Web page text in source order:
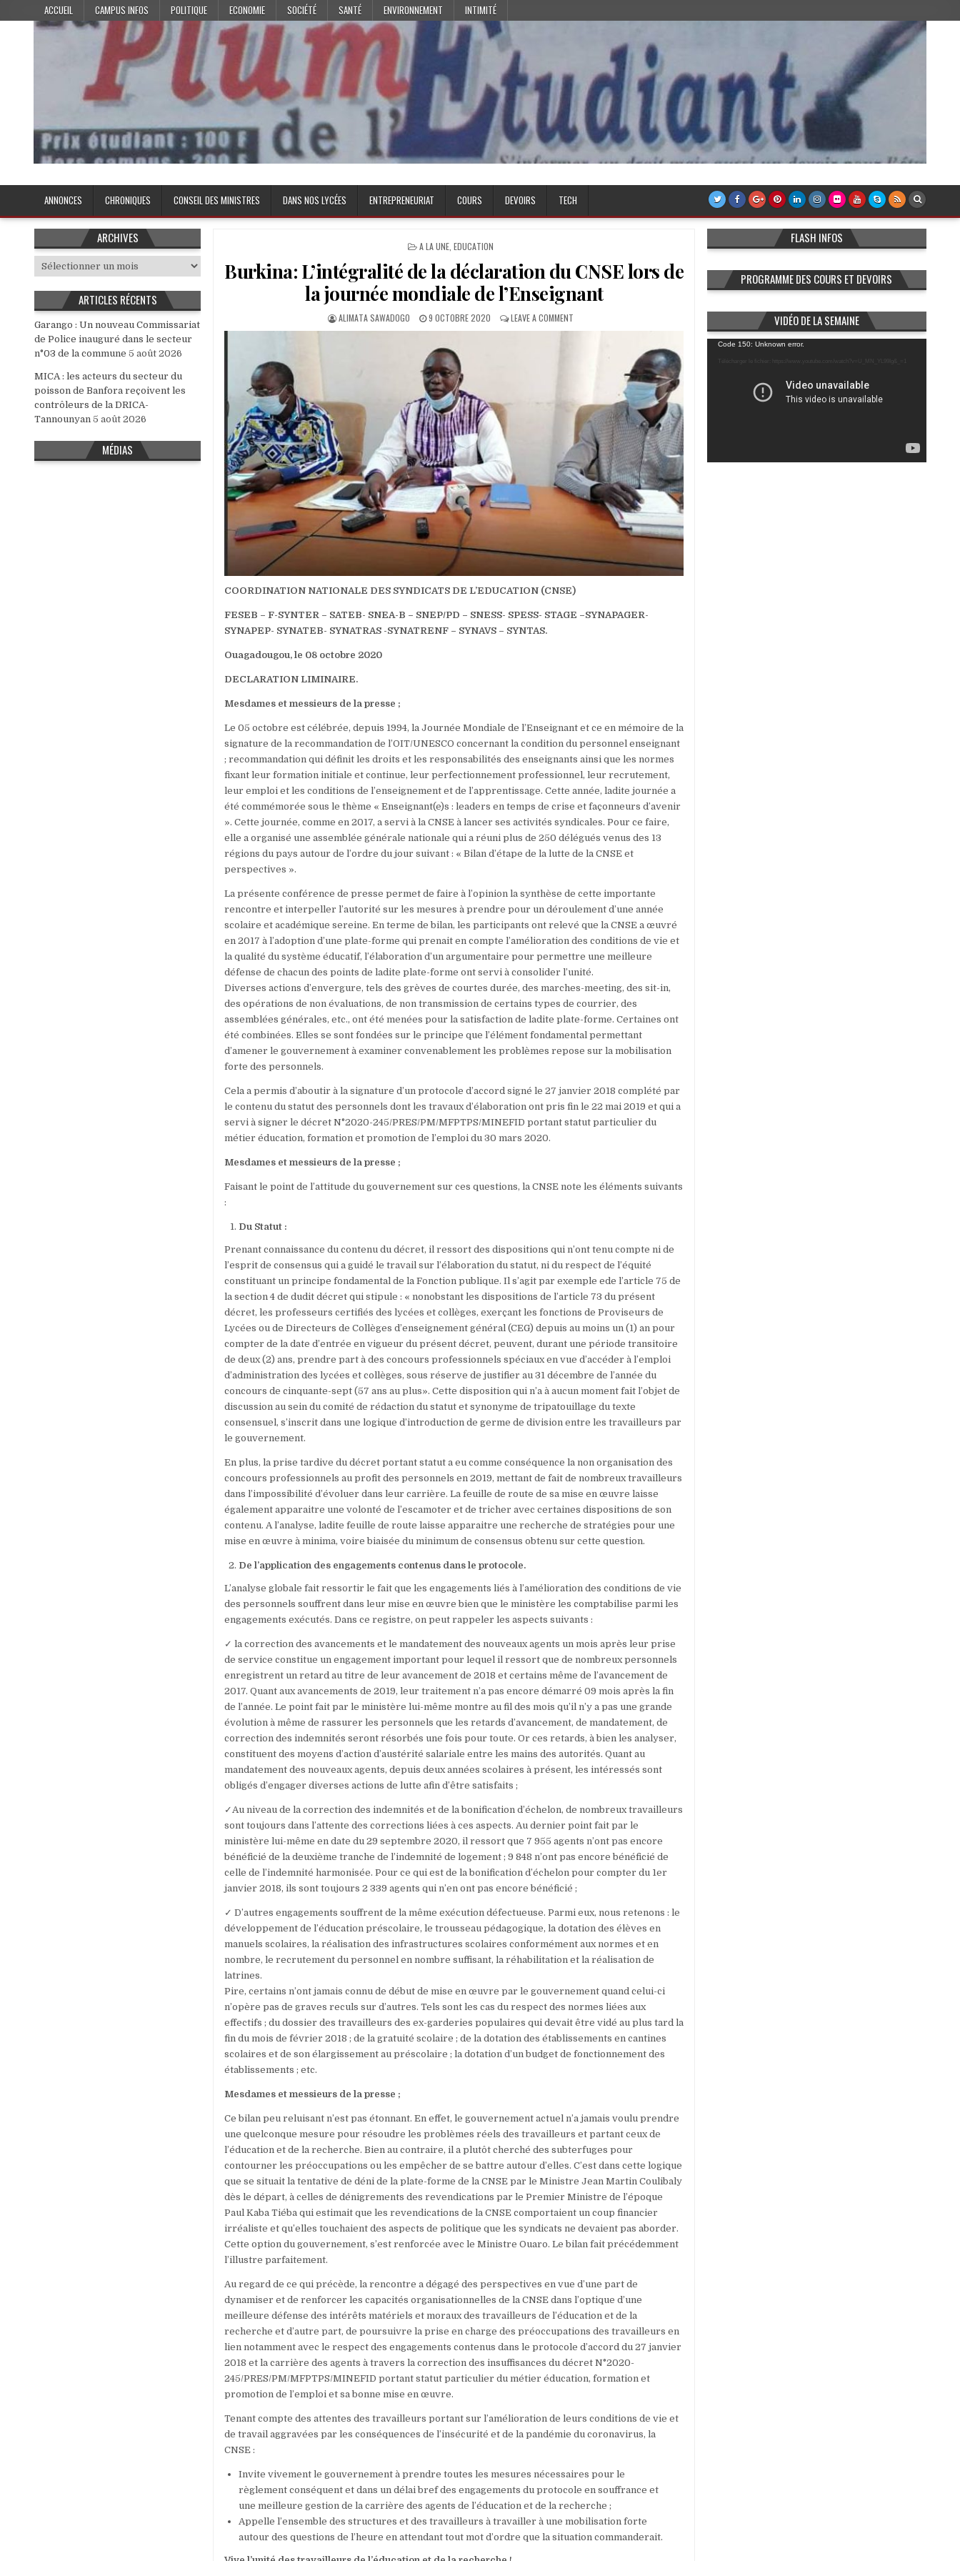
to
ACCUEIL CAMPUS INFOS POLITIQUE ECONOMIE SOCIÉTÉ SANTÉ ENVIRONNEMENT INTIMITÉ
Plume de l'Etudiant
ANNONCES CHRONIQUES CONSEIL DES MINISTRES DANS NOS LYCÉES ENTREPRENEURIAT COURS DEVOIRS TECH
POSTED
A LA UNE, EDUCATION
Burkina: L’intégralité de la déclaration du CNSE lors de
la journée mondiale de l’Enseignant
AUTHOR:
ALIMATA SAWADOGO
PUBLISHED
DATE:
9 OCTOBRE 2020 LEAVE A COMMENTON
BURKINA:
CNSE
LORS
DE
LA
JOURNÉE
MONDIALE
DE
L’ENSEIGNANT
COORDINATION NATIONALE DES SYNDICATS DE L’EDUCATION (CNSE)
FESEB – F-SYNTER – SATEB- SNEA-B – SNEP/PD – SNESS- SPESS- STAGE –SYNAPAGER-
SYNAPEP- SYNATEB- SYNATRAS -SYNATRENF – SYNAVS – SYNTAS.
Ouagadougou, le 08 octobre 2020
DECLARATION LIMINAIRE.
Mesdames et messieurs de la presse ;
Le 05 octobre est célébrée, depuis 1994, la Journée Mondiale de l’Enseignant et ce en mémoire de la
signature de la recommandation de l’OIT/UNESCO concernant la condition du personnel enseignant
; recommandation qui définit les droits et les responsabilités des enseignants ainsi que les normes
fixant leur formation initiale et continue, leur perfectionnement professionnel, leur recrutement,
leur emploi et les conditions de l’enseignement et de l’apprentissage. Cette année, ladite journée a
été commémorée sous le thème « Enseignant(e)s : leaders en temps de crise et façonneurs d’avenir
». Cette journée, comme en 2017, a servi à la CNSE à lancer ses activités syndicales. Pour ce faire,
elle a organisé une assemblée générale nationale qui a réuni plus de 250 délégués venus des 13
régions du pays autour de l’ordre du jour suivant : « Bilan d’étape de la lutte de la CNSE et
perspectives ».
La présente conférence de presse permet de faire à l’opinion la synthèse de cette importante
rencontre et interpeller l’autorité sur les mesures à prendre pour un déroulement d’une année
scolaire et académique sereine. En terme de bilan, les participants ont relevé que la CNSE a œuvré
en 2017 à l’adoption d’une plate-forme qui prenait en compte l’amélioration des conditions de vie et
la qualité du système éducatif, l’élaboration d’un argumentaire pour permettre une meilleure
défense de chacun des points de ladite plate-forme ont servi à consolider l’unité.
Diverses actions d’envergure, tels des grèves de courtes durée, des marches-meeting, des sit-in,
des opérations de non évaluations, de non transmission de certains types de courrier, des
assemblées générales, etc., ont été menées pour la satisfaction de ladite plate-forme. Certaines ont
été combinées. Elles se sont fondées sur le principe que l’élément fondamental permettant
d’amener le gouvernement à examiner convenablement les problèmes repose sur la mobilisation
forte des personnels.
Cela a permis d’aboutir à la signature d’un protocole d’accord signé le 27 janvier 2018 complété par
le contenu du statut des personnels dont les travaux d’élaboration ont pris fin le 22 mai 2019 et qui a
servi à signer le décret N°2020-245/PRES/PM/MFPTPS/MINEFID portant statut particulier du
métier éducation, formation et promotion de l’emploi du 30 mars 2020.
Mesdames et messieurs de la presse ;
Faisant le point de l’attitude du gouvernement sur ces questions, la CNSE note les éléments suivants
:
Du Statut :
Prenant connaissance du contenu du décret, il ressort des dispositions qui n’ont tenu compte ni de
l’esprit de consensus qui a guidé le travail sur l’élaboration du statut, ni du respect de l’équité
constituant un principe fondamental de la Fonction publique. Il s’agit par exemple ede l’article 75 de
la section 4 de dudit décret qui stipule : « nonobstant les dispositions de l’article 73 du présent
décret, les professeurs certifiés des lycées et collèges, exerçant les fonctions de Proviseurs de
Lycées ou de Directeurs de Collèges d’enseignement général (CEG) depuis au moins un (1) an pour
compter de la date d’entrée en vigueur du présent décret, peuvent, durant une période transitoire
de deux (2) ans, prendre part à des concours professionnels spéciaux en vue d’accéder à l’emploi
d’administration des lycées et collèges, sous réserve de justifier au 31 décembre de l’année du
concours de cinquante-sept (57 ans au plus». Cette disposition qui n’a à aucun moment fait l’objet de
discussion au sein du comité de rédaction du statut et synonyme de tripatouillage du texte
consensuel, s’inscrit dans une logique d’introduction de germe de division entre les travailleurs par
le gouvernement.
En plus, la prise tardive du décret portant statut a eu comme conséquence la non organisation des
concours professionnels au profit des personnels en 2019, mettant de fait de nombreux travailleurs
dans l’impossibilité d’évoluer dans leur carrière. La feuille de route de sa mise en œuvre laisse
également apparaitre une volonté de l’escamoter et de tricher avec certaines dispositions de son
contenu. A l’analyse, ladite feuille de route laisse apparaitre une recherche de stratégies pour une
mise en œuvre à minima, voire biaisée du minimum de consensus obtenu sur cette question.
De l’application des engagements contenus dans le protocole.
L’analyse globale fait ressortir le fait que les engagements liés à l’amélioration des conditions de vie
des personnels souffrent dans leur mise en œuvre bien que le ministère les comptabilise parmi les
engagements exécutés. Dans ce registre, on peut rappeler les aspects suivants :
✓ la correction des avancements et le mandatement des nouveaux agents un mois après leur prise
de service constitue un engagement important pour lequel il ressort que de nombreux personnels
enregistrent un retard au titre de leur avancement de 2018 et certains même de l’avancement de
2017. Quant aux avancements de 2019, leur traitement n’a pas encore démarré 09 mois après la fin
de l’année. Le point fait par le ministère lui-même montre au fil des mois qu’il n’y a pas une grande
évolution à même de rassurer les personnels que les retards d’avancement, de mandatement, de
correction des indemnités seront résorbés une fois pour toute. Or ces retards, à bien les analyser,
constituent des moyens d’action d’austérité salariale entre les mains des autorités. Quant au
mandatement des nouveaux agents, depuis deux années scolaires à présent, les intéressés sont
obligés d’engager diverses actions de lutte afin d’être satisfaits ;
✓Au niveau de la correction des indemnités et de la bonification d’échelon, de nombreux travailleurs
sont toujours dans l’attente des corrections liées à ces aspects. Au dernier point fait par le
ministère lui-même en date du 29 septembre 2020, il ressort que 7 955 agents n’ont pas encore
bénéficié de la deuxième tranche de l’indemnité de logement ; 9 848 n’ont pas encore bénéficié de
celle de l’indemnité harmonisée. Pour ce qui est de la bonification d’échelon pour compter du 1er
janvier 2018, ils sont toujours 2 339 agents qui n’en ont pas encore bénéficié ;
✓ D’autres engagements souffrent de la même exécution défectueuse. Parmi eux, nous retenons : le
développement de l’éducation préscolaire, le trousseau pédagogique, la dotation des élèves en
manuels scolaires, la réalisation des infrastructures scolaires conformément aux normes et en
nombre, le recrutement du personnel en nombre suffisant, la réhabilitation et la réalisation de
latrines.
Pire, certains n’ont jamais connu de début de mise en œuvre par le gouvernement quand celui-ci
n’opère pas de graves reculs sur d’autres. Tels sont les cas du respect des normes liées aux
effectifs ; du dossier des travailleurs des ex-garderies populaires qui devait être vidé au plus tard la
fin du mois de février 2018 ; de la gratuité scolaire ; de la dotation des établissements en cantines
scolaires et de son élargissement au préscolaire ; la dotation d’un budget de fonctionnement des
établissements ; etc.
Mesdames et messieurs de la presse ;
Ce bilan peu reluisant n’est pas étonnant. En effet, le gouvernement actuel n’a jamais voulu prendre
une quelconque mesure pour résoudre les problèmes réels des travailleurs et partant ceux de
l’éducation et de la recherche. Bien au contraire, il a plutôt cherché des subterfuges pour
contourner les préoccupations ou les empêcher de se battre autour d’elles. C’est dans cette logique
que se situait la tentative de déni de la plate-forme de la CNSE par le Ministre Jean Martin Coulibaly
dès le départ, à celles de dénigrements des revendications par le Premier Ministre de l’époque
Paul Kaba Tiéba qui estimait que les revendications de la CNSE comportaient un coup financier
irréaliste et qu’elles touchaient des aspects de politique que les syndicats ne devaient pas aborder.
Cette option du gouvernement, s’est renforcée avec le Ministre Ouaro. Le bilan fait précédemment
l’illustre parfaitement.
Au regard de ce qui précède, la rencontre a dégagé des perspectives en vue d’une part de
dynamiser et de renforcer les capacités organisationnelles de la CNSE dans l’optique d’une
meilleure défense des intérêts matériels et moraux des travailleurs de l’éducation et de la
recherche et d’autre part, de poursuivre la prise en charge des préoccupations des travailleurs en
lien notamment avec le respect des engagements contenus dans le protocole d’accord du 27 janvier
2018 et la carrière des agents à travers la correction des insuffisances du décret N°2020-
245/PRES/PM/MFPTPS/MINEFID portant statut particulier du métier éducation, formation et
promotion de l’emploi et sa bonne mise en œuvre.
Tenant compte des attentes des travailleurs portant sur l’amélioration de leurs conditions de vie et
de travail aggravées par les conséquences de l’insécurité et de la pandémie du coronavirus, la
CNSE :
Invite vivement le gouvernement à prendre toutes les mesures nécessaires pour le
règlement conséquent et dans un délai bref des engagements du protocole en souffrance et
une meilleure gestion de la carrière des agents de l’éducation et de la recherche ;
Appelle l’ensemble des structures et des travailleurs à travailler à une mobilisation forte
autour des questions de l’heure en attendant tout mot d’ordre que la situation commanderait.
ARCHIVES
Archives
ARTICLES RÉCENTS
Garango : Un nouveau Commissariat
de Police inauguré dans le secteur
n°03 de la commune 5 août 2026
MICA : les acteurs du secteur du
poisson de Banfora reçoivent les
contrôleurs de la DRICA-
Tannounyan 5 août 2026
MÉDIAS
FLASH INFOS
PROGRAMME DES COURS ET DEVOIRS
VIDÉO DE LA SEMAINE
Lecteur
vidéo
Code 150: Unknown error.
Télécharger le fichier: https://www.youtube.com/watch?v=U_MN_YL99Ig&_=1